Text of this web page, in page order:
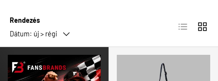
Rendezés
Dátum: új > régi
Lista Rács